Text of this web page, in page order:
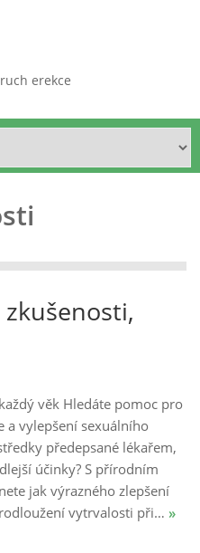
erekce
věk Hledáte pomoc pro
a vylepšení sexuálního
předepsané lékařem,
účinky? S přírodním
jak výrazného zlepšení
vytrvalosti při… »